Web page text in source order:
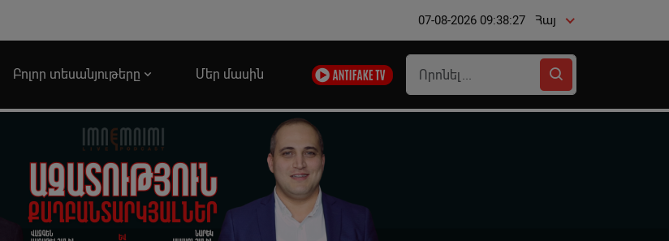
07-08-2026 09:38:27 Հայ
Բոլոր տեսանյութերը Մեր մասին